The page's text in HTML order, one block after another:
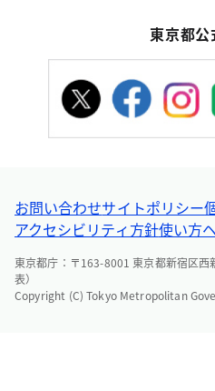
東京都公
お問い合わせサイトポリシー
アクセシビリティ方針使い方
東京都庁：〒163-8001 東京都新宿区
表）
Copyright (C) Tokyo Metropolitan